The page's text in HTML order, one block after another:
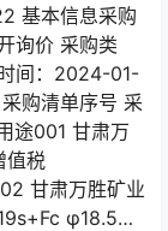
基本信息采购
询价 采购类
间：2024-01-
购清单序号 采
途001 甘肃万
值税
甘肃万胜矿业
φ18.5…